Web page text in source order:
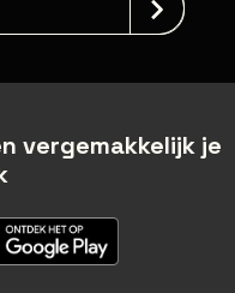
vergemakkelijk je